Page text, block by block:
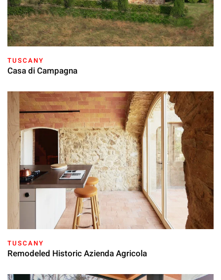
TUSCANY
Casa di Campagna
TUSCANY
Remodeled Historic Azienda Agricola